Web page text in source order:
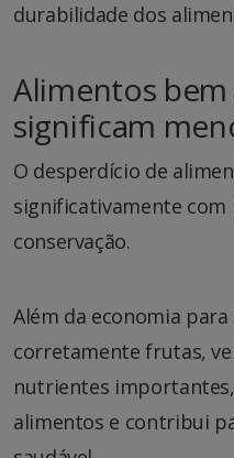
durabilidade dos
Alimentos
significam
O desperdício de
significativamente
conservação.
Além da economia
corretamente frutas,
nutrientes
alimentos e contribui